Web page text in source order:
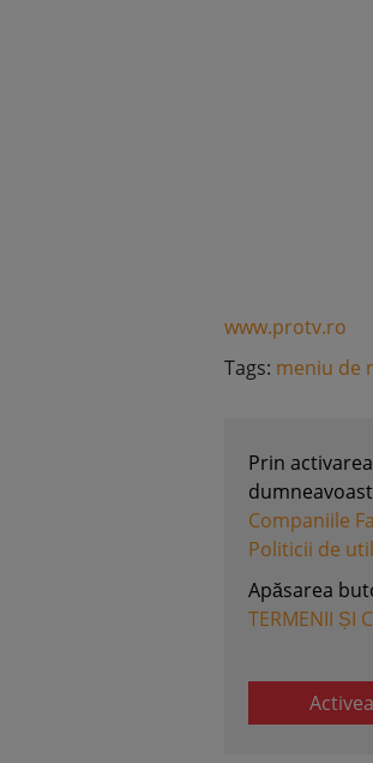
www.protv.ro
Tags: meniu de
Prin
Companiile
Politicii de
Apăsarea
TERMENII ȘI